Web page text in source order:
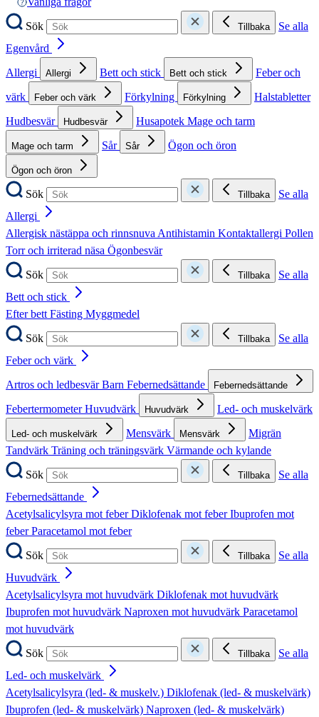
Sök
Tillbaka
Se alla
Egenvård
Allergi
Allergi Bett och stick Bett och stick
Feber och
värk
Feber och värk Förkylning Förkylning
Halstabletter
Hudbesvär
Hudbesvär Husapotek Mage och tarm
Mage och tarm Sår Sår Ögon och öron
Ögon och öron
Sök Tillbaka
Se alla
Allergi
Allergisk nästäppa och rinnsnuvaAntihistamin Kontaktallergi Pollen
Torr och irriterad näsa Ögonbesvär
Sök
Tillbaka
Se alla
Bett och stick
Efter bettFästing Myggmedel
Sök
Tillbaka
Se alla
Feber och värk
Artros och ledbesvärBarn Febernedsättande Febernedsättande
FebertermometerHuvudvärk Huvudvärk Led- och muskelvärk
Led- och muskelvärk Mensvärk Mensvärk
Migrän
Tandvärk Träning och träningsvärk Värmande och kylande
Sök
Tillbaka
Se alla
Febernedsättande
Acetylsalicylsyra mot feberDiklofenak mot feberIbuprofen mot
feberParacetamol mot feber
Sök
Tillbaka
Se alla
Huvudvärk
Acetylsalicylsyra mot huvudvärk Diklofenak mot huvudvärk
Ibuprofen mot huvudvärk Naproxen mot huvudvärk Paracetamol
mot huvudvärk
Sök
Tillbaka
Se alla
Led- och muskelvärk
Acetylsalicylsyra (led- & muskelv.) Diklofenak (led- & muskelvärk)
Ibuprofen (led- & muskelvärk) Naproxen (led- & muskelvärk)